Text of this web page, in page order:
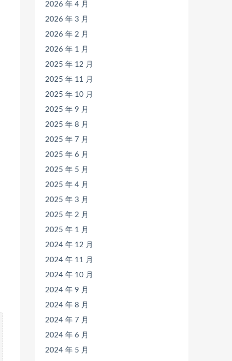
2026 年 4 月
2026 年 3 月
2026 年 2 月
2026 年 1 月
2025 年 12 月
2025 年 11 月
2025 年 10 月
2025 年 9 月
2025 年 8 月
2025 年 7 月
2025 年 6 月
2025 年 5 月
2025 年 4 月
2025 年 3 月
2025 年 2 月
2025 年 1 月
2024 年 12 月
2024 年 11 月
2024 年 10 月
2024 年 9 月
2024 年 8 月
2024 年 7 月
2024 年 6 月
2024 年 5 月